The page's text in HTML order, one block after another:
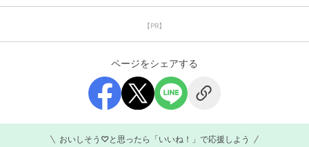
【PR】
ページをシェアする
おいしそう♡と思ったら「いいね！」で応援しよう